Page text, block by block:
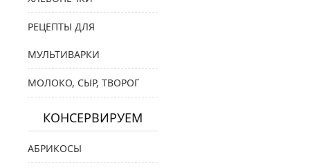
РЕЦЕПТЫ ДЛЯ
МУЛЬТИВАРКИ
МОЛОКО, СЫР, ТВОРОГ
КОНСЕРВИРУЕМ
АБРИКОСЫ